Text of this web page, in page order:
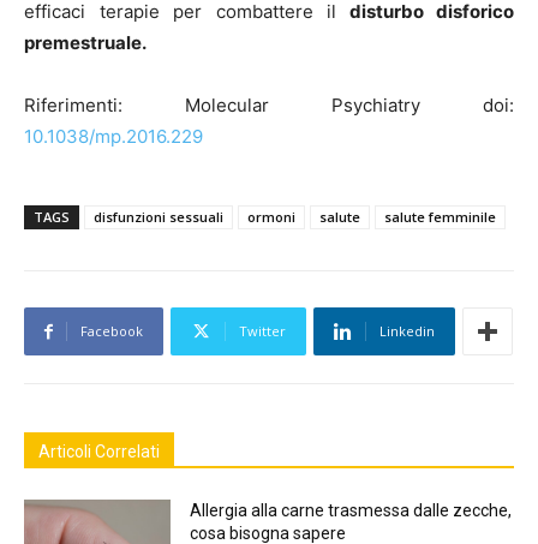
efficaci terapie per combattere il disturbo disforico
premestruale.
Riferimenti: Molecular Psychiatry doi:
10.1038/mp.2016.229
TAGS disfunzioni sessuali ormoni salute salute femminile
Facebook Twitter Linkedin
Articoli Correlati
Allergia alla carne trasmessa dalle zecche,
cosa bisogna sapere